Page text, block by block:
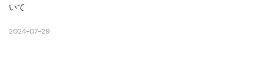
いて
2024-07-29